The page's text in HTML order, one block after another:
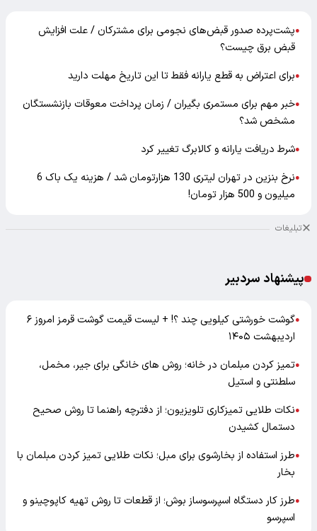
●پشت‌پرده صدور قبض‌های نجومی برای مشترکان / علت افزایش
قبض برق چیست؟
●برای اعتراض به قطع یارانه فقط تا این تاریخ مهلت دارید
●خبر مهم برای مستمری بگیران / زمان پرداخت معوقات بازنشستگان
مشخص شد؟
●شرط دریافت یارانه و کالابرگ تغییر کرد
●
نرخ بنزین در تهران لیتری 130 هزارتومان شد / هزینه یک باک 6
میلیون و 500 هزار تومان!
تبلیغات
پیشنهاد سردبیر
●
گوشت خورشتی کیلویی چند ؟! + لیست قیمت گوشت قرمز امروز ۶
اردیبهشت ۱۴۰۵
●تمیز کردن مبلمان در خانه؛ روش های خانگی برای جیر، مخمل،
سلطنتی و استیل
●نکات طلایی تمیزکاری تلویزیون؛ از دفترچه راهنما تا روش صحیح
دستمال کشیدن
●طرز استفاده از بخارشوی برای مبل؛ نکات طلایی تمیز کردن مبلمان با
بخار
●طرز کار دستگاه اسپرسوساز بوش؛ از قطعات تا روش تهیه کاپوچینو و
اسپرسو